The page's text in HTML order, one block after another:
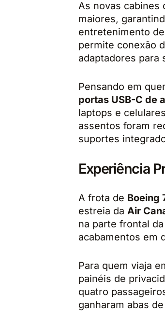
As novas cabines
maiores,
entretenimento
permite conexão
adaptadores para
Pensando em
portas USB-C de
laptops e
assentos foram
suportes
Experiência
A frota de Boeing
estreia da Air
na parte frontal
acabamentos em
Para quem viaja
painéis de
quatro
ganharam abas